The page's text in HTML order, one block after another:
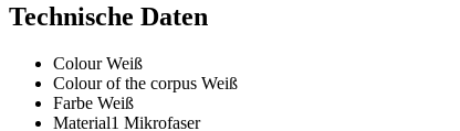
Technische Daten
Colour Weiß
Colour of the corpus Weiß
Farbe Weiß
Material1 Mikrofaser